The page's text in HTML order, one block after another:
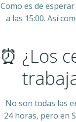
Como es de
a las 15:00. Así
⏰ ¿Los
No son todas las
24 horas, pero en